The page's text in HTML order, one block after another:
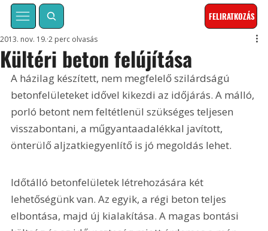
FELIRATKOZÁS
Kültéri beton felújítása
2013. nov. 19. 2 perc olvasás
A házilag készített, nem megfelelő szilárdságú
betonfelületeket idővel kikezdi az időjárás. A málló,
porló betont nem feltétlenül szükséges teljesen
visszabontani, a műgyantaadalékkal javított,
önterülő aljzatkiegyenlítő is jó megoldás lehet.
Időtálló betonfelületek létrehozására két
lehetőségünk van. Az egyik, a régi beton teljes
elbontása, majd új kialakítása. A magas bontási